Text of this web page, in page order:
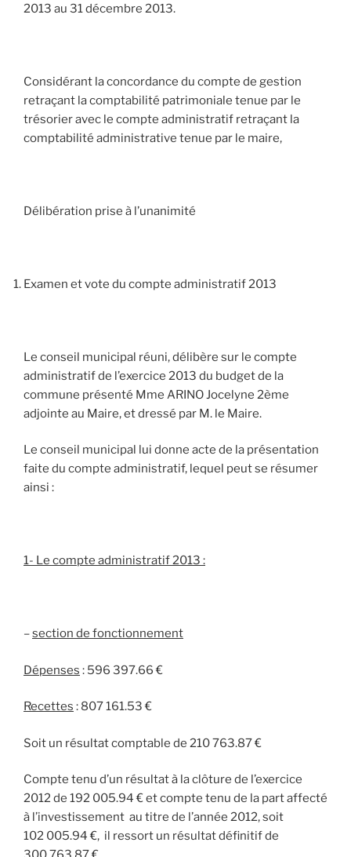
2013 au 31 décembre 2013.
Considérant la concordance du compte de gestion
retraçant la comptabilité patrimoniale tenue par le
trésorier avec le compte administratif retraçant la
comptabilité administrative tenue par le maire,
Délibération prise à l’unanimité
Examen et vote du compte administratif 2013
Le conseil municipal réuni, délibère sur le compte
administratif de l’exercice 2013 du budget de la
commune présenté Mme ARINO Jocelyne 2ème
adjointe au Maire, et dressé par M. le Maire.
Le conseil municipal lui donne acte de la présentation
faite du compte administratif, lequel peut se résumer
ainsi :
1- Le compte administratif 2013 :
–section de fonctionnement
Dépenses : 596 397.66 €
Recettes : 807 161.53 €
Soit un résultat comptable de 210 763.87 €
Compte tenu d’un résultat à la clôture de l’exercice
2012 de 192 005.94 € et compte tenu de la part affecté
à l’investissement au titre de l’année 2012, soit
102 005.94 €, il ressort un résultat définitif de